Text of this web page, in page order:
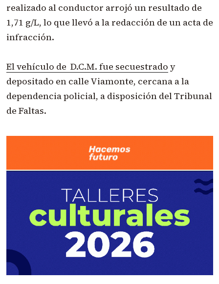
realizado al conductor arrojó un resultado de
1,71 g/L, lo que llevó a la redacción de un acta de
infracción.
El vehículo de D.C.M. fue secuestrado y
depositado en calle Viamonte, cercana a la
dependencia policial, a disposición del Tribunal
de Faltas.